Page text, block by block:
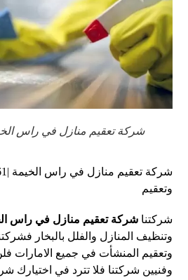
شركة تعقيم منازل في راس
وتعقيم
شركتناشركة تعقيم منازل في راس
وتعقيم المنشأت في جميع الامارات
وفنيين شركتنا فلا تترد في اختيارك